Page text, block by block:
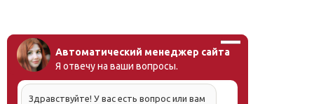
Автоматический менеджер сайта
Я отвечу на ваши вопросы.
Здравствуйте! У вас есть вопрос или вам